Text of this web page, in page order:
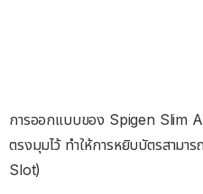
การออกแบบของ Spigen Slim
ตรงมุมไว้ ทำให้การหยิบบัตรสามา
Slot)